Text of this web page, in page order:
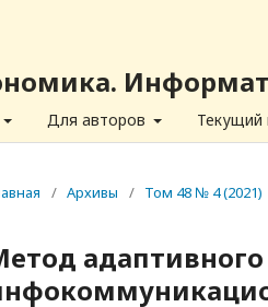
Для авторов Текущий
/ Архивы / Том 48 № 4 (2021)